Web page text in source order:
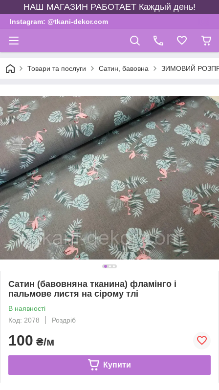
НАШ МАГАЗИН РАБОТАЕТ Каждый день!
Instagram: @tkani-dekor.com
Товари та послуги Сатин, бавовна ЗИМОВИЙ
Сатин (бавовняна тканина) фламінго і
пальмове листя на сірому тлі
В наявності
Код: 2078
Роздріб
100 ₴/м
Купити